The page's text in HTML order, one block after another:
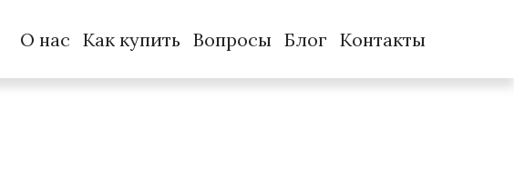
О нас Как купить Вопросы Блог Контакты